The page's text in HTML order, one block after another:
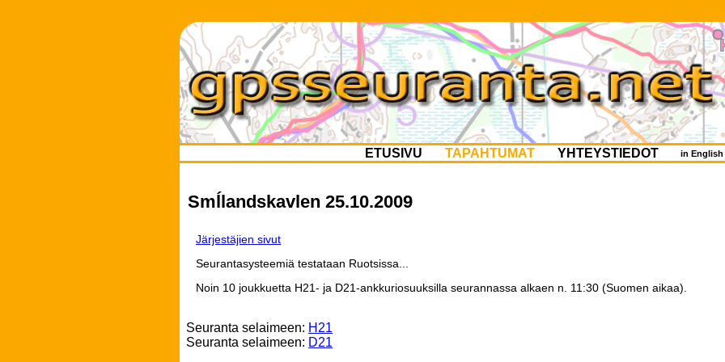
ETUSIVU TAPAHTUMAT YHTEYSTIEDOT in English
Smĺlandskavlen 25.10.2009
Järjestäjien sivut
Seurantasysteemiä testataan Ruotsissa...
Noin 10 joukkuetta H21- ja D21-ankkuriosuuksilla seurannassa alkaen n. 11:30 (Suomen aikaa).
Seuranta selaimeen: H21
Seuranta selaimeen: D21